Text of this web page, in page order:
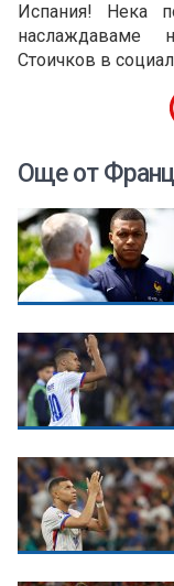
Испания! Нека
наслаждаваме
Стоичков в
Още от